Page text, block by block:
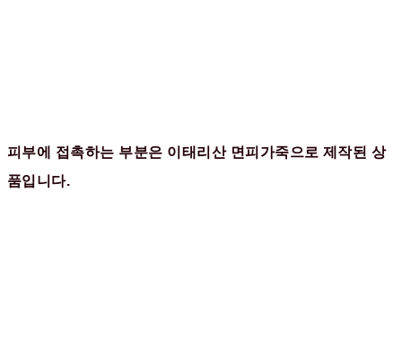
피부에 접촉하는 부분은 이태리산 면피가죽으로 제작된 상
품입니다.